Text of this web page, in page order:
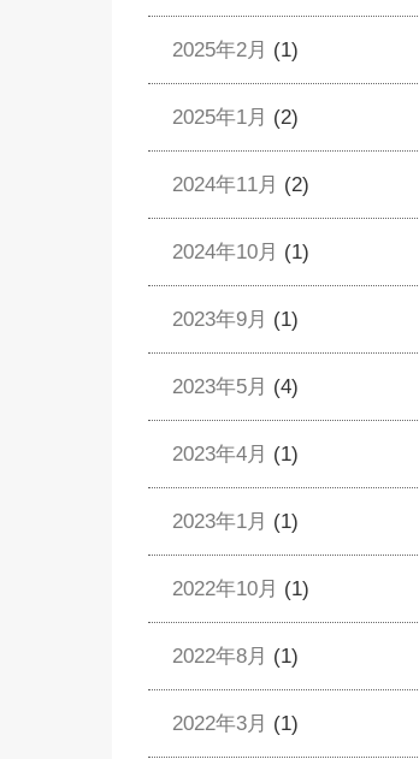
2025年2月 (1)
2025年1月 (2)
2024年11月 (2)
2024年10月 (1)
2023年9月 (1)
2023年5月 (4)
2023年4月 (1)
2023年1月 (1)
2022年10月 (1)
2022年8月 (1)
2022年3月 (1)